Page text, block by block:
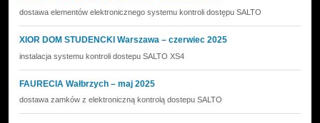
dostawa elementów elektronicznego systemu kontroli dostępu SALTO
XIOR DOM STUDENCKI Warszawa – czerwiec 2025
instalacja systemu kontroli dostepu SALTO XS4
FAURECIA Wałbrzych – maj 2025
dostawa zamków z elektroniczną kontrolą dostepu SALTO